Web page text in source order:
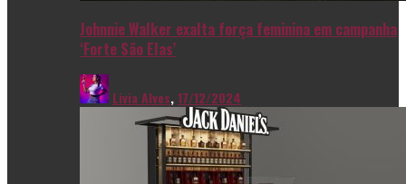
Johnnie Walker exalta força feminina em campanha
‘Forte São Elas’
Livia Alves,17/12/2024